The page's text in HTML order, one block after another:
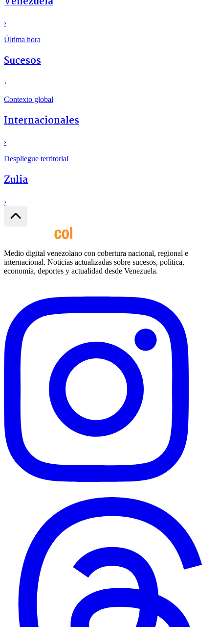
›
Última hora
Sucesos
›
Contexto global
Internacionales
›
Despliegue territorial
Zulia
›
Medio digital venezolano con cobertura nacional, regional e
internacional. Noticias actualizadas sobre sucesos, política,
economía, deportes y actualidad desde Venezuela.